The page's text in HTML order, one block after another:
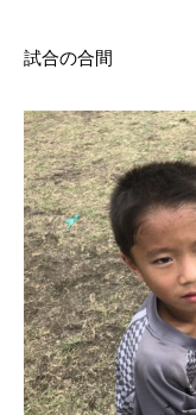
試合の合間